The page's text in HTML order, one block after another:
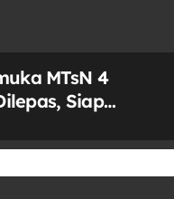
MTsN 4
Siap
Cibubur